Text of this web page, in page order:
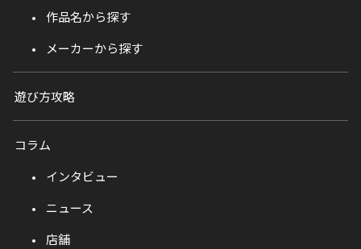
作品名から探す
メーカーから探す
遊び方攻略
コラム
インタビュー
ニュース
店舗